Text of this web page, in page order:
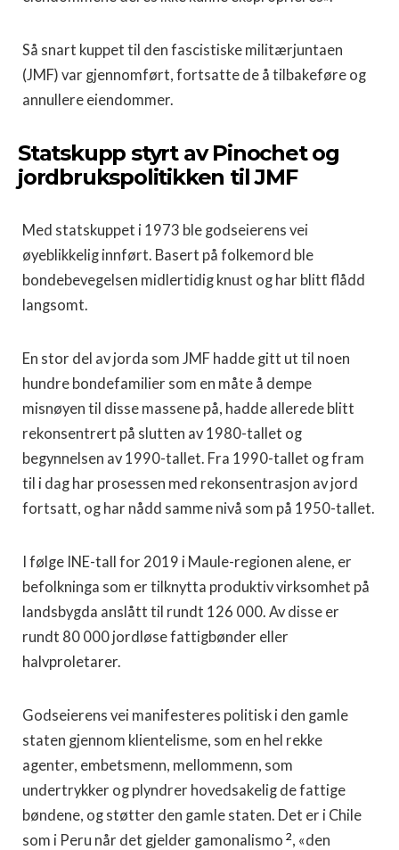
Så snart kuppet til den fascistiske militærjuntaen
(JMF) var gjennomført, fortsatte de å tilbakeføre og
annullere eiendommer.
Statskupp styrt av Pinochet og
jordbrukspolitikken til JMF
Med statskuppet i 1973 ble godseierens vei
øyeblikkelig innført. Basert på folkemord ble
bondebevegelsen midlertidig knust og har blitt flådd
langsomt.
En stor del av jorda som JMF hadde gitt ut til noen
hundre bondefamilier som en måte å dempe
misnøyen til disse massene på, hadde allerede blitt
rekonsentrert på slutten av 1980-tallet og
begynnelsen av 1990-tallet. Fra 1990-tallet og fram
til i dag har prosessen med rekonsentrasjon av jord
fortsatt, og har nådd samme nivå som på 1950-tallet.
I følge INE-tall for 2019 i Maule-regionen alene, er
befolkninga som er tilknytta produktiv virksomhet på
landsbygda anslått til rundt 126 000. Av disse er
rundt 80 000 jordløse fattigbønder eller
halvproletarer.
Godseierens vei manifesteres politisk i den gamle
staten gjennom klientelisme, som en hel rekke
agenter, embetsmenn, mellommenn, som
undertrykker og plyndrer hovedsakelig de fattige
bøndene, og støtter den gamle staten. Det er i Chile
som i Peru når det gjelder gamonalismo 2, «den